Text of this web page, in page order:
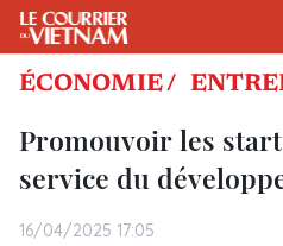
ÉCONOMIE /
Promouvoir les
service du
16/04/2025 17:05